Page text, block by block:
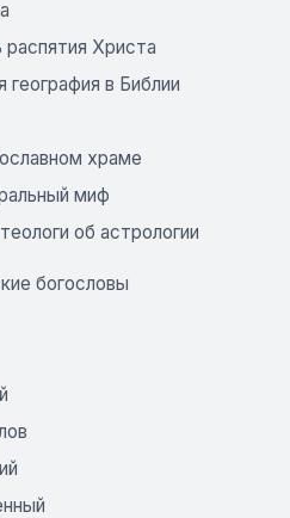
распятия Христа
география в Библии
храме
миф
об астрологии
богословы